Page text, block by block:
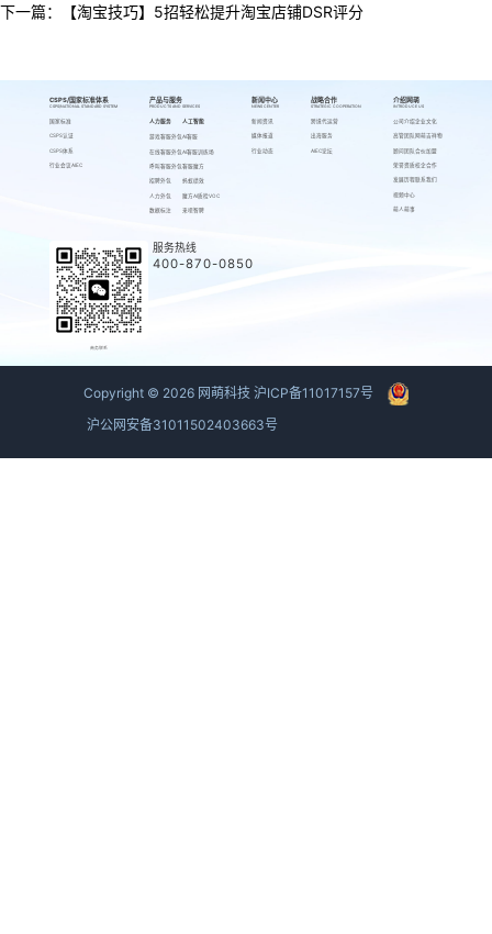
下一篇： 【淘宝技巧】5招轻松提升淘宝店铺DSR评分
CSPS/国家标准体系
CSPS/NATIONAL STANDARD SYSTEM
国家标准
CSPS认证
CSPS体系
行业会议AIEC
产品与服务
PRODUCTS AND SERVICES
人力服务
游戏客服外包
在线客服外包
呼叫客服外包
招聘外包
人力外包
数据标注
人工智能
AI客服
AI客服训练场
客服魔方
蚂蚁绩效
魔方AI质检VOC
来呗智聘
新闻中心
NEWS CENTER
新闻资讯
媒体报道
行业动态
战略合作
STRATEGIC COOPERATION
跨境代运营
出海服务
AIEC论坛
介绍网萌
INTRODUCE US
公司介绍
高管团队
顾问团队
荣誉资质
发展历程
视频中心
萌人萌事
企业文化
网萌吉祥物
合伙加盟
校企合作
联系我们
商务联系
服务热线
400-870-0850
Copyright © 2026 网萌科技 沪ICP备11017157号
沪公网安备31011502403663号